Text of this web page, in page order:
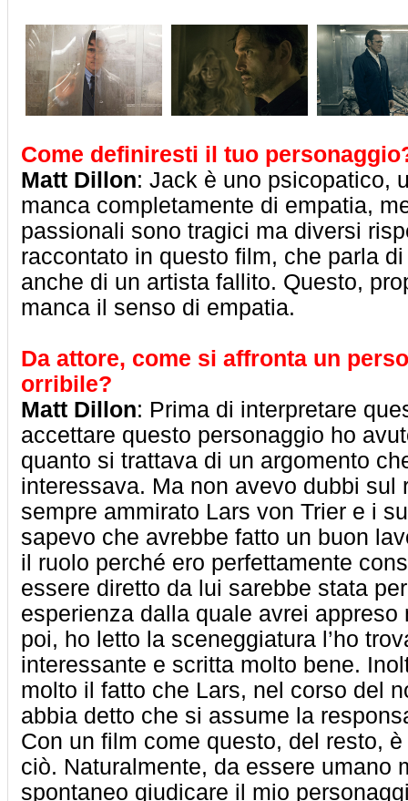
Come definiresti il tuo
Matt Dillon: Jack è uno psicopatico,
manca completamente di empatia,
passionali sono tragici ma diversi
raccontato in questo film, che parla
anche di un artista fallito. Questo,
manca il senso di empatia.
Da attore, come si affronta un
orribile?
Matt Dillon: Prima di interpretare
accettare questo personaggio ho
quanto si trattava di un argomento
interessava. Ma non avevo dubbi sul
sempre ammirato Lars von Trier e i
sapevo che avrebbe fatto un buon
il ruolo perché ero perfettamente
essere diretto da lui sarebbe stata
esperienza dalla quale avrei appreso
poi, ho letto la sceneggiatura l’ho
interessante e scritta molto bene.
molto il fatto che Lars, nel corso del
abbia detto che si assume la
Con un film come questo, del resto,
ciò. Naturalmente, da essere umano
spontaneo giudicare il mio